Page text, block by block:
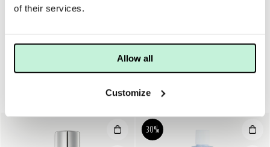
of their services.
Allow all
Customize
Freshener används också till ögonkompresser, som en
Ansiktsvatten
30%